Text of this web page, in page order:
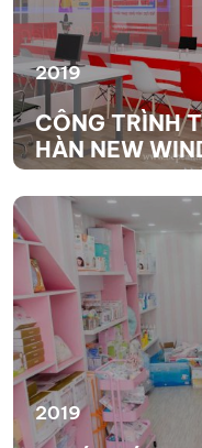
2019
CÔNG TRÌNH
HÀN NEW
XEM THÊM
2019